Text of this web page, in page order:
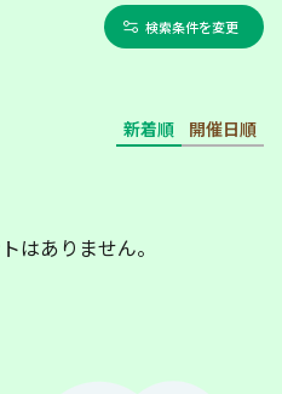
検索条件を変更
新着順 開催日順
はありません。